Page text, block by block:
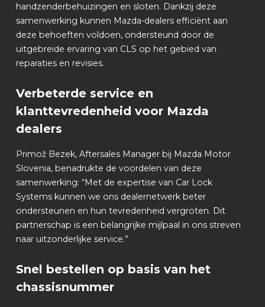
handzenderbehuizingen en sloten. Dankzij deze
samenwerking kunnen Mazda-dealers efficiënt aan
deze behoeften voldoen, ondersteund door de
uitgebreide ervaring van CLS op het gebied van
reparaties en revisies.
Verbeterde service en
klanttevredenheid voor Mazda
dealers
Primož Bezek, Aftersales Manager bij Mazda Motor
Slovenia, benadrukte de voordelen van deze
samenwerking: “Met de expertise van Car Lock
Systems kunnen we ons dealernetwerk beter
ondersteunen en hun tevredenheid vergroten. Dit
partnerschap is een belangrijke mijlpaal in ons streven
naar uitzonderlijke service.”
Snel bestellen op basis van het
chassisnummer